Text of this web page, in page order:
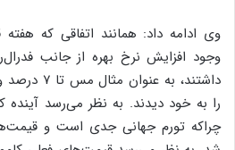
وی ادامه داد: همانند اتفاقی که
وجود افزایش نرخ بهره از جانب
را به خود دیدند. به نظر می‌رسد آینده
چراکه تورم جهانی جدی است و